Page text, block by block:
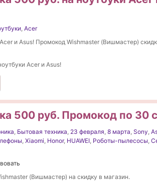
, Acer
и Asus! Промокод Wishmaster (Вишмастер)
Acer и Asus!
500 руб. Промокод по 30
, Бытовая техника, 23 февраля, 8 марта, Sony,
, Xiaomi, Honor, HUAWEI, Роботы-пылесосы,
(Вишмастер) на скидку в магазин.